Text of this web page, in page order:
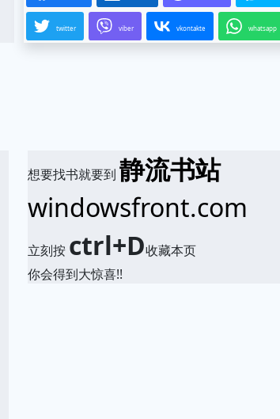
twitter viber vkontakte whatsapp
想要找书就要到静流书站
windowsfront.com
立刻按 ctrl+D收藏本页
你会得到大惊喜!!